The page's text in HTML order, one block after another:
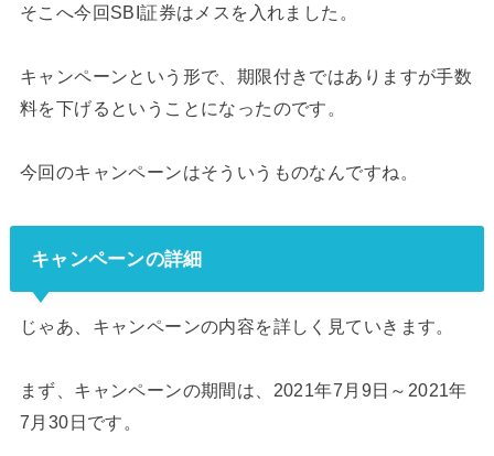
そこへ今回SBI証券はメスを入れました。
キャンペーンという形で、期限付きではありますが手数
料を下げるということになったのです。
今回のキャンペーンはそういうものなんですね。
キャンペーンの詳細
じゃあ、キャンペーンの内容を詳しく見ていきます。
まず、キャンペーンの期間は、2021年7月9日～2021年
7月30日です。